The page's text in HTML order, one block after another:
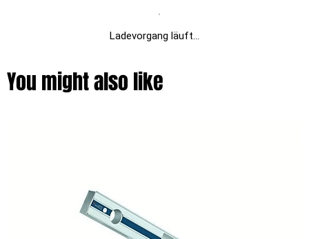
Ladevorgang läuft...
You might also like